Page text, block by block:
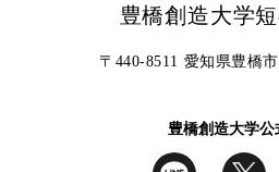
豊橋創造大学
〒440-8511 愛知県豊橋
豊橋創造大学公